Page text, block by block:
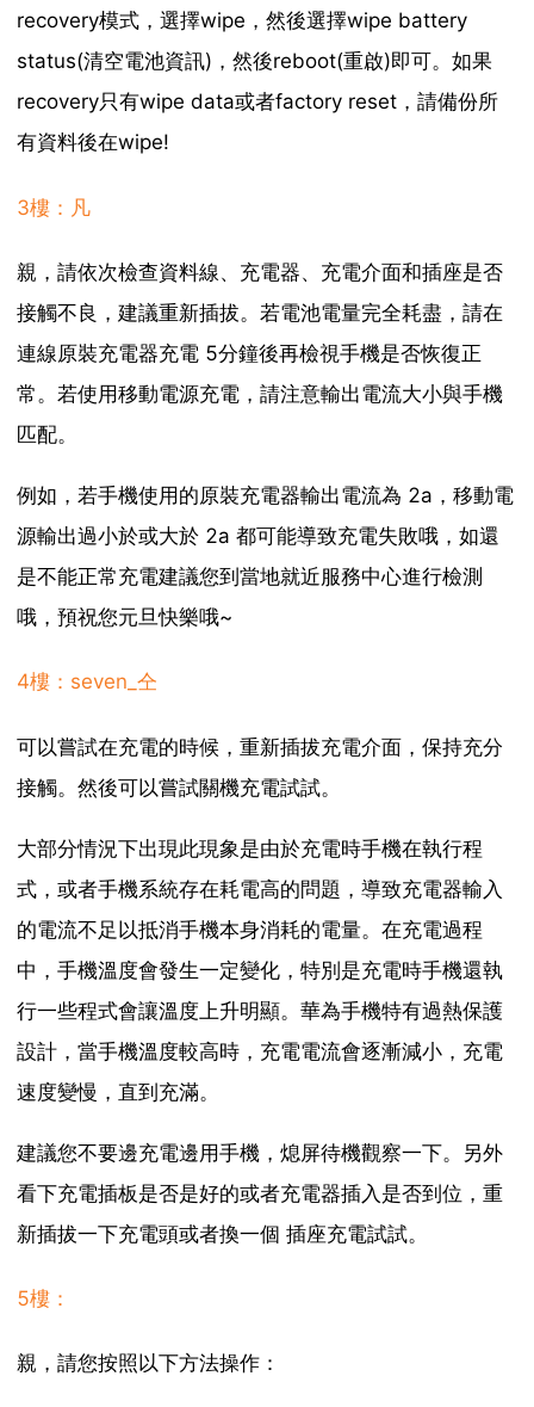
recovery模式，選擇wipe，然後選擇wipe battery
status(清空電池資訊)，然後reboot(重啟)即可。如果
recovery只有wipe data或者factory reset，請備份所
有資料後在wipe!
3樓：凡
親，請依次檢查資料線、充電器、充電介面和插座是否
接觸不良，建議重新插拔。若電池電量完全耗盡，請在
連線原裝充電器充電 5分鐘後再檢視手機是否恢復正
常。若使用移動電源充電，請注意輸出電流大小與手機
匹配。
例如，若手機使用的原裝充電器輸出電流為 2a，移動電
源輸出過小於或大於 2a 都可能導致充電失敗哦，如還
是不能正常充電建議您到當地就近服務中心進行檢測
哦，預祝您元旦快樂哦~
4樓：seven_仝
可以嘗試在充電的時候，重新插拔充電介面，保持充分
接觸。然後可以嘗試關機充電試試。
大部分情況下出現此現象是由於充電時手機在執行程
式，或者手機系統存在耗電高的問題，導致充電器輸入
的電流不足以抵消手機本身消耗的電量。在充電過程
中，手機溫度會發生一定變化，特別是充電時手機還執
行一些程式會讓溫度上升明顯。華為手機特有過熱保護
設計，當手機溫度較高時，充電電流會逐漸減小，充電
速度變慢，直到充滿。
建議您不要邊充電邊用手機，熄屏待機觀察一下。另外
看下充電插板是否是好的或者充電器插入是否到位，重
新插拔一下充電頭或者換一個 插座充電試試。
5樓：
親，請您按照以下方法操作：